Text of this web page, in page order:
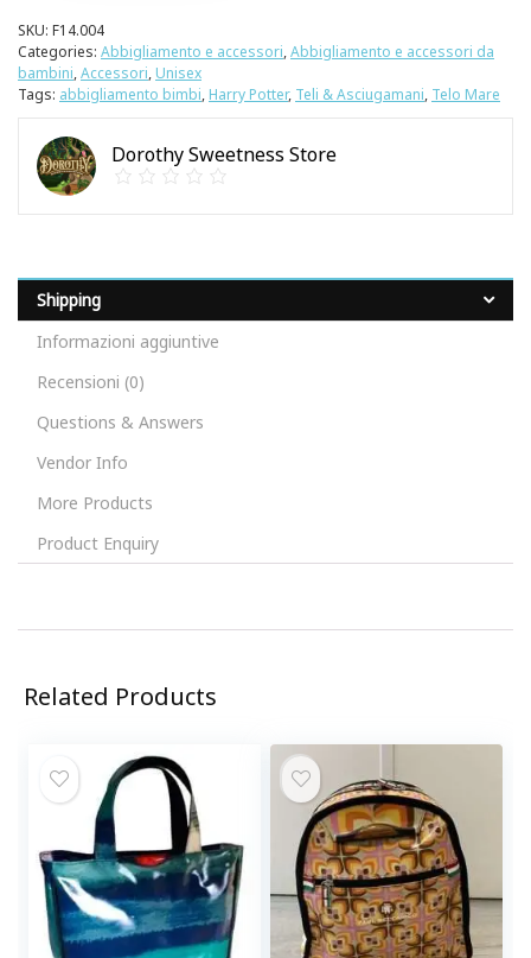
SKU: F14.004
Categories: Abbigliamento e accessori,Abbigliamento e accessori da
bambini,Accessori, Unisex
Tags: abbigliamento bimbi, Harry Potter, Teli & Asciugamani, Telo Mare
Dorothy Sweetness Store
Shipping
Informazioni aggiuntive
Recensioni (0)
Questions & Answers
Vendor Info
More Products
Product Enquiry
Related Products